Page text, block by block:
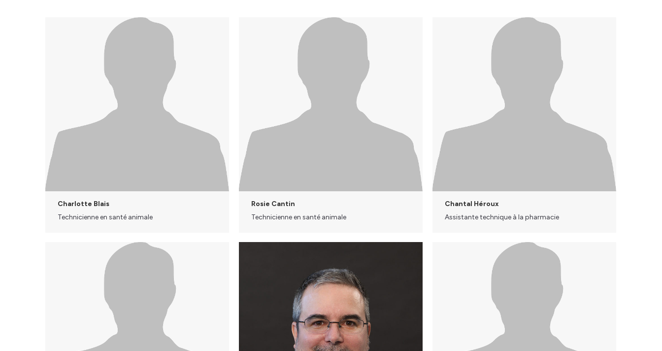
Charlotte Blais
Technicienne en santé animale
Rosie Cantin
Technicienne en santé animale
Chantal Héroux
Assistante technique à la pharmacie